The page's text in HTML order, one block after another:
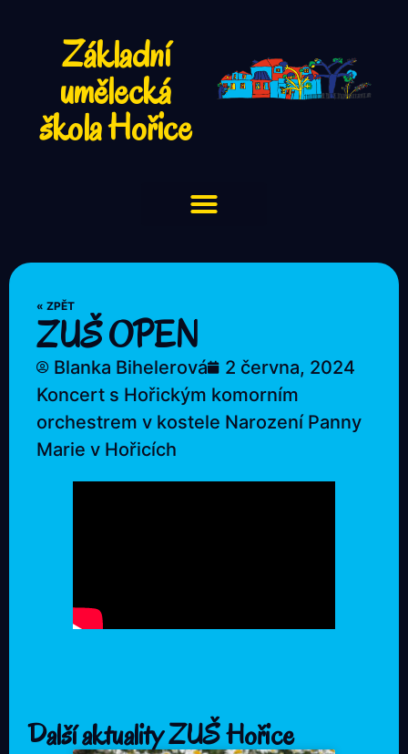
Základní
umělecká
škola Hořice
« ZPĚT
ZUŠ OPEN
Blanka Bihelerová
2 června, 2024
Koncert s Hořickým komorním
orchestrem v kostele Narození Panny
Marie v Hořicích
Další aktuality ZUŠ Hořice